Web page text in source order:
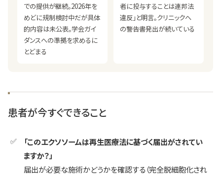
での提供が継続。2026年を
めどに規制検討中だが具体
的内容は未公表。学会ガイ
ダンスへの準拠を求めるに
とどまる
者に投与することは連邦法
違反」と明言。クリニックへ
の警告書発出が続いている
患者が今すぐできること
「このエクソソームは再生医療法に基づく届出がされてい
ますか？」
届出が必要な施術かどうかを確認する（完全脱細胞化され